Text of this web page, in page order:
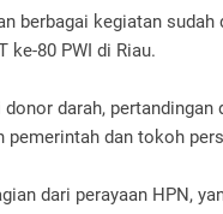
berbagai kegiatan sudah
ke-80 PWI di Riau.
darah,
dan tokoh
dari perayaan HPN,